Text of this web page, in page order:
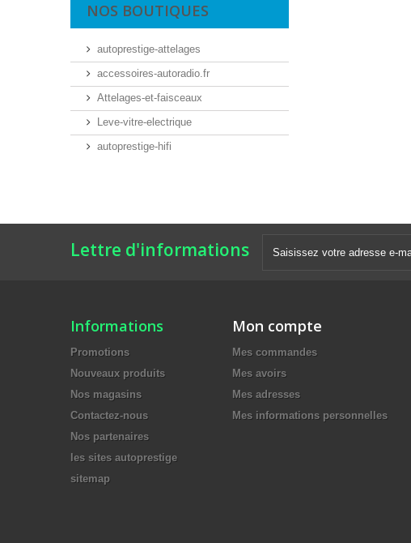
NOS BOUTIQUES
autoprestige-attelages
accessoires-autoradio.fr
Attelages-et-faisceaux
Leve-vitre-electrique
autoprestige-hifi
Lettre d'informations
Informations
Promotions
Nouveaux produits
Nos magasins
Contactez-nous
Nos partenaires
les sites autoprestige
sitemap
Mon compte
Mes commandes
Mes avoirs
Mes adresses
Mes informations personnelles